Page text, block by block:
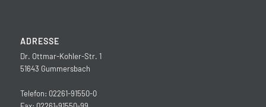
ADRESSE
Dr. Ottmar-Kohler-Str. 1
51643 Gummersbach
Telefon: 02261-91550-0